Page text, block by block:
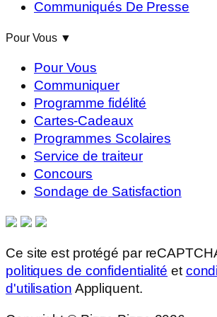
Communiqués De Presse
Pour Vous ▼
Pour Vous
Communiquer
Programme fidélité
Cartes-Cadeaux
Programmes Scolaires
Service de traiteur
Concours
Sondage de Satisfaction
Ce site est protégé par
politiques de confidentialité et
d'utilisation Appliquent.